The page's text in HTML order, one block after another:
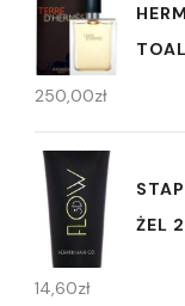
250,00zł
ŻEL
14,60zł